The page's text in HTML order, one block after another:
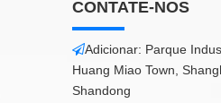
CONTATE-NOS
Adicionar: Parque
Huang Miao Town,
Shandong